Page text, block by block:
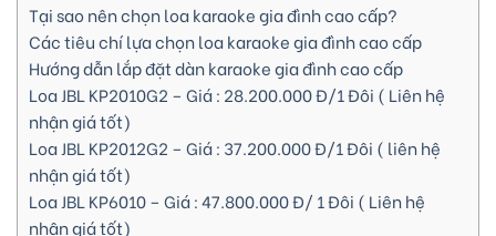
Tại sao nên chọn loa karaoke gia đình cao cấp?
Các tiêu chí lựa chọn loa karaoke gia đình cao cấp
Hướng dẫn lắp đặt dàn karaoke gia đình cao cấp
Loa JBL KP2010G2 – Giá : 28.200.000 Đ/1 Đôi ( Liên hệ
nhận giá tốt)
Loa JBL KP2012G2 – Giá : 37.200.000 Đ/1 Đôi ( liên hệ
nhận giá tốt)
Loa JBL KP6010 – Giá : 47.800.000 Đ/ 1 Đôi ( Liên hệ
nhận giá tốt)